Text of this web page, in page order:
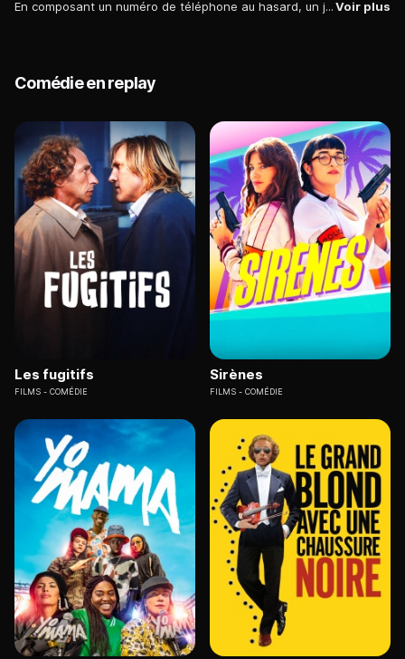
En composant un numéro de téléphone au hasard, un journaliste fait la connaissance d'une pharmacienne désœuvrée ; il s'invente un faux nom et une nouvelle vie...Voir plus
Comédie en replay
Les fugitifs
FILMS COMÉDIE
Sirènes
FILMS COMÉDIE